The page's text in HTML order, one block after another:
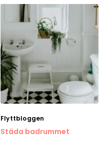
Flyttbloggen
Städa badrummet